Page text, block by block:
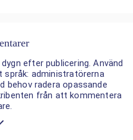
efter publicering. Använd
administratörerna
behov radera opassande
från att kommentera